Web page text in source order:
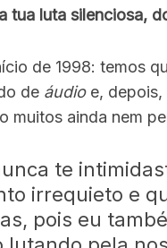
tua luta silenciosa,
de 1998: temos
de áudioe, depois,
muitos ainda nem
te
irrequieto e
pois eu